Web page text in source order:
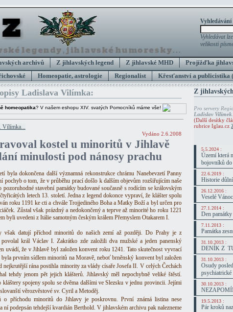
Vyhledávání
Vyhledávat
velikosti
archivů Z jihlavských legend Z jihlavské MHD
Projížďka
Homeopatie, astrologie Regionalist Křesťanství a publicistika
Ladislava Vilímka:
homeopatika? V našem eshopu XIV. svatých Pomocníků máme vše!
Vílímka...
Vydáno 2.6.2008
kostel u minoritů v Jihlavě
minulosti pod nánosy prachu
byla dokončena další významná rekonstrukce chrámu Nanebevzetí Panny
pochyb o tom, že v průběhu prací došlo k dalším objevům rozšiřujícím naše
stavební památky budované současně s rodícím se královským
letech 13. století. Jedna z legend dokonce vypraví, že klášter spolu
roku 1191 ke cti a chvále Trojjediného Boha a Matky Boží a byl určen pro
Zůstal však prázdný a nedokončený a teprve až minorité ho roku 1221
byli uvedeni z Itálie samotným českým králem Přemyslem Otakarem I.
však datují příchod minoritů do našich zemí až později. Do Prahy je z
král Václav I. Zakrátko zde založili dva mužské a jeden panenský
uvádí, že v Jihlavě byl založen konvent roku 1241. Tato skutečnost vyvrací
byla prvním sídlem minoritů na Moravě, neboť brněnský konvent byl založen
nejkrutější rána postihla minority za vlády císaře Josefa II. V celých Čechách
tehdy jenom pět jejich klášterů. Jihlavský měl nepochybně veliké štěstí.
spojeny spolu se dvěma dalšími ve Slezsku v jednu provincii. Jejími
věrozvěstové sv. Cyril a Metoděj.
o příchodu minoritů do Jihlavy je poskrovnu. První známá listina nese
ní podepsán tehdejší kvardián Berthold. V jihlavském archivu pak nalezneme
Z
Pro servery
Ladislav Vilímek
(Další desítky
rubrice Iglau.cz
5.5.2024 :
Území která
bojovníků do
22.6.2019 :
Historie
26.12.2016 :
Veselé
27.1.2014 :
Den
7.11.2013 :
Památka
31.10.2013 :
DENÍK Z
31.10.2013 :
Osudy
30.10.2013 :
19.5.2013 :
Pár kroků